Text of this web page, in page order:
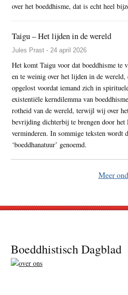
over het boeddhisme, dat is echt heel
Taigu – Het lijden in de wereld
Jules Prast - 24 april 2026
Het komt Taigu voor dat boeddhisme te
en te weinig over het lijden in de wereld,
opgelost voordat iemand zich in
existentiële kerndilemma van
rotheid van de wereld, terwijl wij over
bevrijding dichterbij te brengen door het
verminderen. In sommige teksten wordt
‘boeddhanatuur’ genoemd.
Meer
Footer
Boeddhistisch Dagblad